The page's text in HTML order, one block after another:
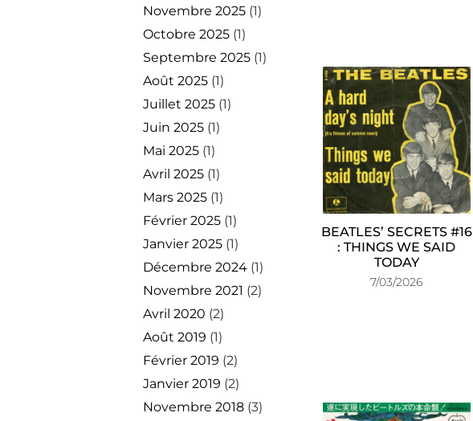
Novembre 2025 (1)
Octobre 2025 (1)
Septembre 2025 (1)
Août 2025 (1)
Juillet 2025 (1)
Juin 2025 (1)
Mai 2025 (1)
Avril 2025 (1)
Mars 2025 (1)
Février 2025 (1)
Janvier 2025 (1)
Décembre 2024 (1)
Novembre 2021 (2)
Avril 2020 (2)
Août 2019 (1)
Février 2019 (2)
Janvier 2019 (2)
Novembre 2018 (3)
BEATLES’ SECRETS #16
: THINGS WE SAID
TODAY
7/03/2026